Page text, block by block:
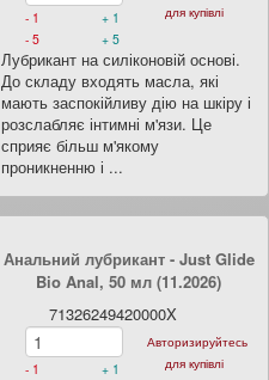
+ 1
- 1
- 5
+ 5
для купівлі
Лубрикант на силіконовій основі.
До складу входять масла, які
мають заспокійливу дію на шкіру і
розслабляє інтимні м'язи. Це
сприяє більш м'якому
проникненню і ...
Анальний лубрикант - Just Glide
Bio Anal, 50 мл (11.2026)
71326249420000X
+ 1
- 1
Авторизируйтесь
для купівлі